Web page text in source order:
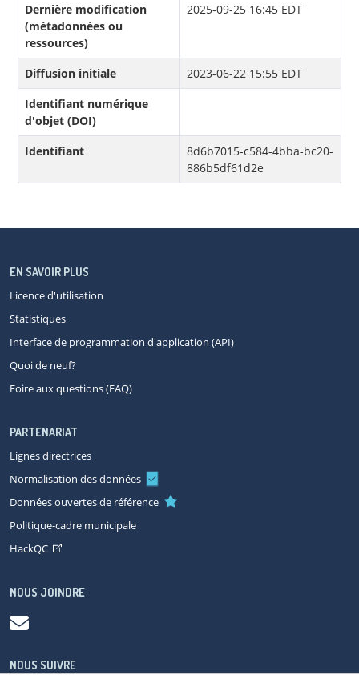
Dernière modification
(métadonnées ou
ressources)
2025-09-25 16:45 EDT
Diffusion initiale
2023-06-22 15:55 EDT
Identifiant numérique
d'objet (DOI)
Identifiant
8d6b7015-c584-4bba-bc20-
886b5df61d2e
EN SAVOIR PLUS
Licence d'utilisation
Statistiques
Interface de programmation d'application (API)
Quoi de neuf?
Foire aux questions (FAQ)
PARTENARIAT
Lignes directrices
Normalisation des données
Données ouvertes de référence
Politique-cadre municipale
HackQC
NOUS JOINDRE
NOUS SUIVRE